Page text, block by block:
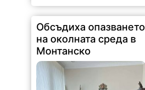
Обсъдиха опазването
на околната среда в
Монтанско